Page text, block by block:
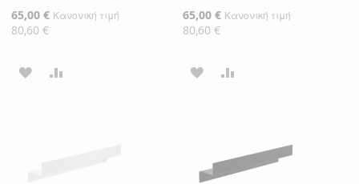
Ειδική
Τιμή
65,00 € Κανονική τιμή
80,60 €
ΠΡΟΣΘΉΚΗ
Ειδική
Τιμή
65,00 € Κανονική τιμή
80,60 €
ΠΡΟΣΘΉΚΗ
ΕΠΙΘΥΜΙΏΝ